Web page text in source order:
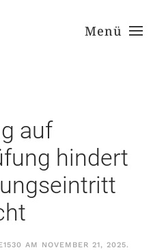
Menü
auf
hindert
AM NOVEMBER 21, 2025.